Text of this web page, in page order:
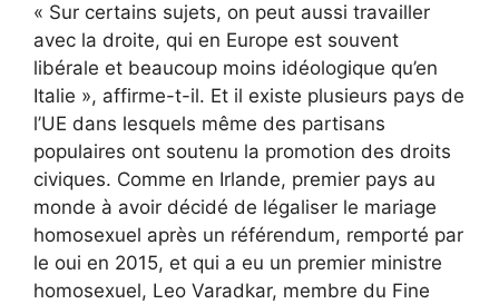
« Sur certains sujets, on peut aussi travailler
avec la droite, qui en Europe est souvent
libérale et beaucoup moins idéologique qu’en
Italie », affirme-t-il. Et il existe plusieurs pays de
l’UE dans lesquels même des partisans
populaires ont soutenu la promotion des droits
civiques. Comme en Irlande, premier pays au
monde à avoir décidé de légaliser le mariage
homosexuel après un référendum, remporté par
le oui en 2015, et qui a eu un premier ministre
homosexuel, Leo Varadkar, membre du Fine